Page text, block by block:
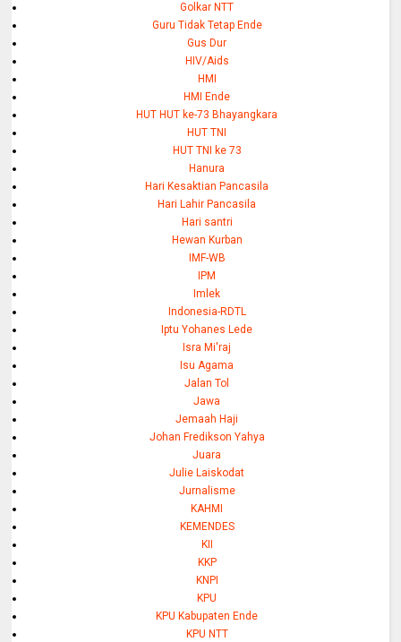
Golkar NTT
Guru Tidak Tetap Ende
Gus Dur
HIV/Aids
HMI
HMI Ende
HUT HUT ke-73 Bhayangkara
HUT TNI
HUT TNI ke 73
Hanura
Hari Kesaktian Pancasila
Hari Lahir Pancasila
Hari santri
Hewan Kurban
IMF-WB
IPM
Imlek
Indonesia-RDTL
Iptu Yohanes Lede
Isra Mi'raj
Isu Agama
Jalan Tol
Jawa
Jemaah Haji
Johan Fredikson Yahya
Juara
Julie Laiskodat
Jurnalisme
KAHMI
KEMENDES
KII
KKP
KNPI
KPU
KPU Kabupaten Ende
KPU NTT